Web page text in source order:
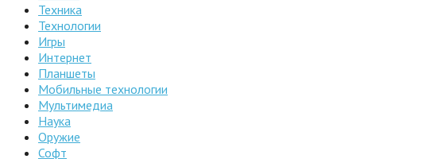
Техника
Технологии
Игры
Интернет
Планшеты
Мобильные технологии
Мультимедиа
Наука
Оружие
Софт